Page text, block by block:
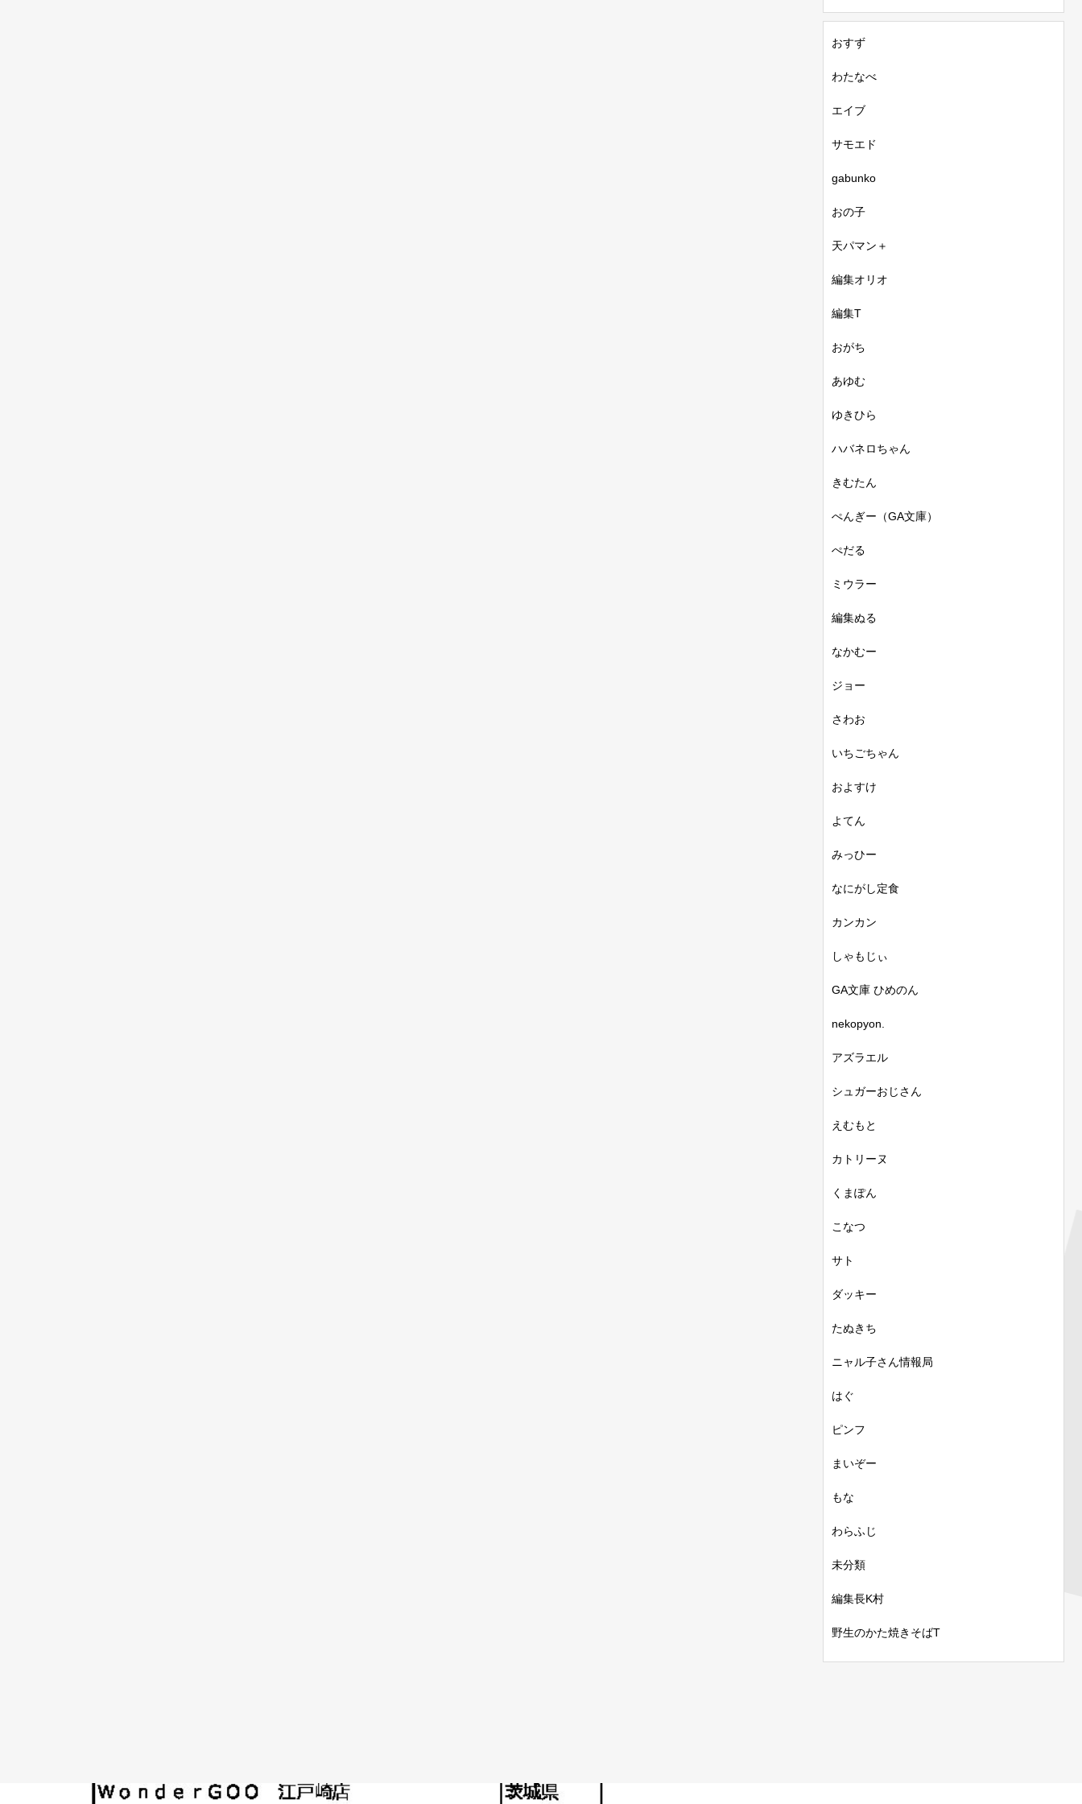
おすず
わたなべ
エイブ
サモエド
gabunko
おの子
天パマン＋
編集オリオ
編集T
おがち
あゆむ
ゆきひら
ハバネロちゃん
きむたん
ぺんぎー（GA文庫）
ぺだる
ミウラー
編集ぬる
なかむー
ジョー
さわお
いちごちゃん
およすけ
よてん
みっひー
なにがし定食
カンカン
しゃもじぃ
GA文庫 ひめのん
nekopyon.
アズラエル
シュガーおじさん
えむもと
カトリーヌ
くまぽん
こなつ
サト
ダッキー
たぬきち
ニャル子さん情報局
はぐ
ピンフ
まいぞー
もな
わらふじ
未分類
編集長K村
野生のかた焼きそばT